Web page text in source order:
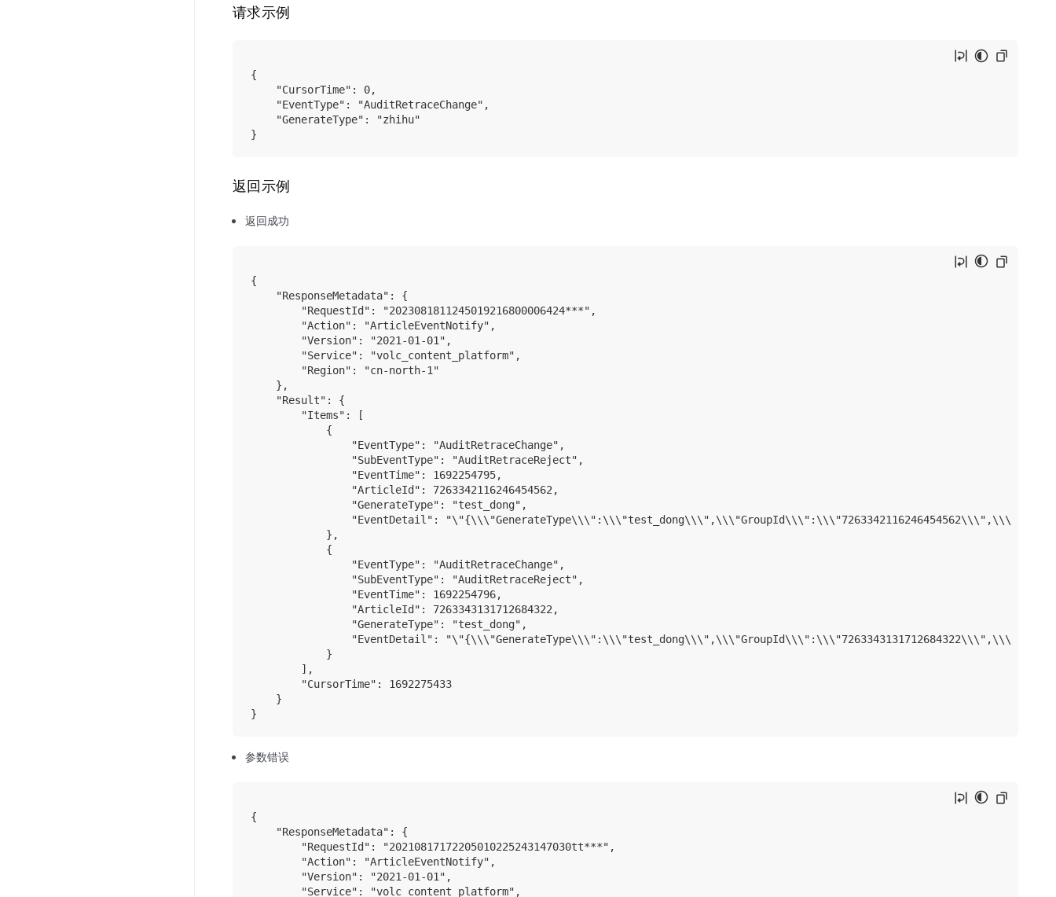
请求示例
{
    "CursorTime": 0,
    "EventType": "AuditRetraceChange",
    "GenerateType": "zhihu"
返回示例
返回成功
{
    "ResponseMetadata": {
        "RequestId": "2023081811245019216800006424***",
        "Action": "ArticleEventNotify",
        "Version": "2021-01-01",
        "Service": "volc_content_platform",
        "Region": "cn-north-1"
    },
    "Result": {
        "Items": [
            {
                "EventType": "AuditRetraceChange",
                "SubEventType": "AuditRetraceReject",
                "EventTime": 1692254795,
                "ArticleId": 7263342116246454562,
                "GenerateType": "test_dong",
"EventDetail":
            },
            {
                "EventType": "AuditRetraceChange",
                "SubEventType": "AuditRetraceReject",
                "EventTime": 1692254796,
                "ArticleId": 7263343131712684322,
                "GenerateType": "test_dong",
"EventDetail":
            }
        ],
        "CursorTime": 1692275433
    }
参数错误
{
    "ResponseMetadata": {
        "RequestId": "20210817172205010225243147030tt***",
        "Action": "ArticleEventNotify",
        "Version": "2021-01-01",
        "Service": "volc_content_platform",